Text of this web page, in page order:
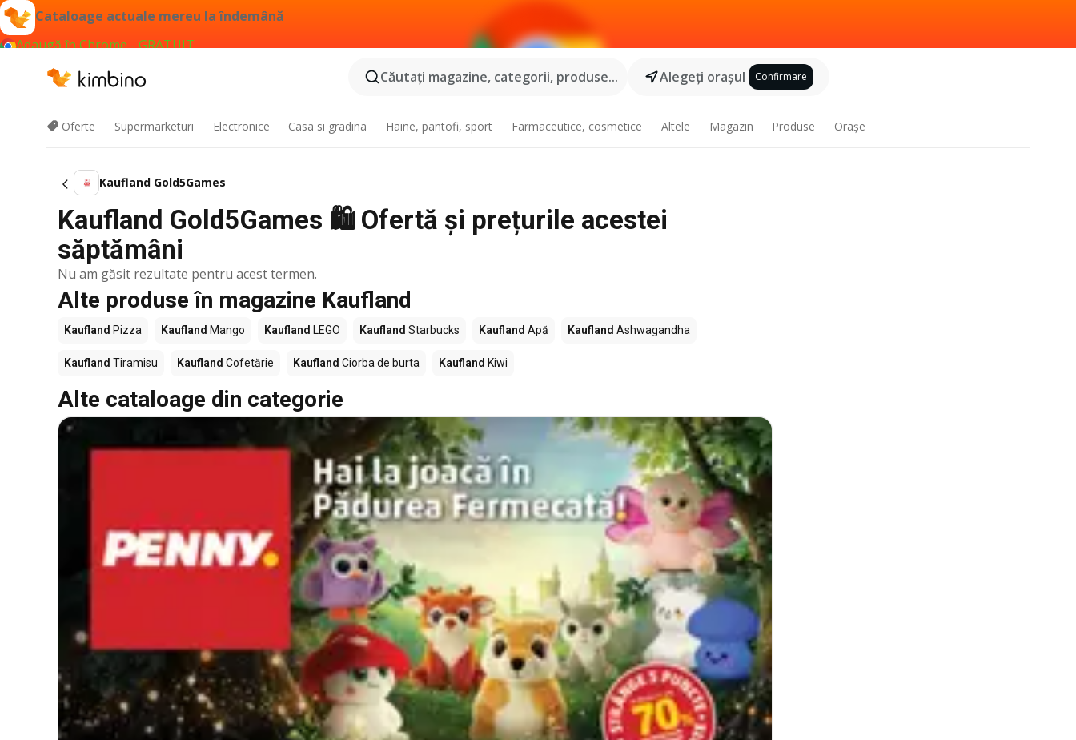
Cataloage actuale mereu la îndemână
Adaugă în Chrome - GRATUIT
Căutaţi magazine, categorii, produse...
Alegeţi oraşul Confirmare
Oferte Supermarketuri Electronice Casa si gradina Haine, pantofi, sport Farmaceutice, cosmetice Altele Magazin Produse Oraşe
Kaufland Gold5Games
Kaufland Gold5Games 🛍️ Ofertă și prețurile acestei
săptămâni
Nu am găsit rezultate pentru acest termen.
Alte produse în magazine Kaufland
Kaufland Pizza Kaufland Mango Kaufland LEGO Kaufland Starbucks Kaufland Apă Kaufland Ashwagandha
Kaufland Tiramisu Kaufland Cofetărie Kaufland Ciorba de burta Kaufland Kiwi
Alte cataloage din categorie